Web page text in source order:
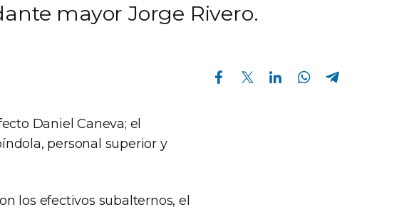
mayor Jorge Rivero.
Compartir en Facebook Compartir en Twitter Compartir en Linkedin Compartir en Whatsapp
Daniel Caneva; el
personal superior y
los efectivos subalternos, el